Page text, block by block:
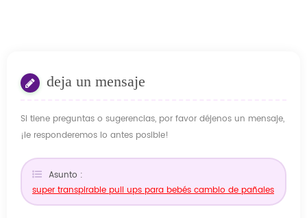
deja un mensaje
Si tiene preguntas o sugerencias, por favor déjenos un mensaje,
¡le responderemos lo antes posible!
Asunto :
super transpirable pull ups para bebés cambio de pañales